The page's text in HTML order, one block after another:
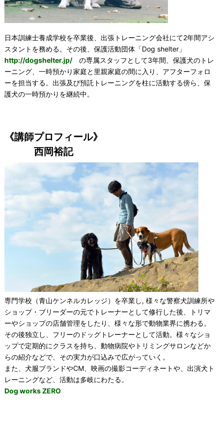
日本訓練士養成学校を卒業後、出張トレーニング会社にて2年間アシ
スタントを務める。その後、保護活動団体「Dog shelter」
http://dogshelter.jp/の専属スタッフとして3年間、保護犬のトレ
ーニング、一時預かり家庭と里親家庭の間に入り、アフターフォロ
ーを担当する。出張及び預託トレーニングを柱に活動する傍ら、保
護犬の一時預かりを継続中。
《講師プロフィール》
西岡裕記
専門学校（青山ケンネルカレッジ）を卒業し, 様々な警察犬訓練所や
ショップ・ブリーダーの元でトレーナーとして修行した後、トリマ
ーやショップの店舗管理をしたり、様々な形で動物業界に携わる。
その後独立し、フリーのドッグトレーナーとして活動。様々なショ
ップで定期的にクラスを持ち、動物病院やトリミングサロンなどか
らの紹介などで、その実力が口込みで広がっていく。
また、犬服ブランドやCM、映画の撮影コーディネートや、出演犬ト
レーニングなど、活動は多岐にわたる。
Dog works ZERO